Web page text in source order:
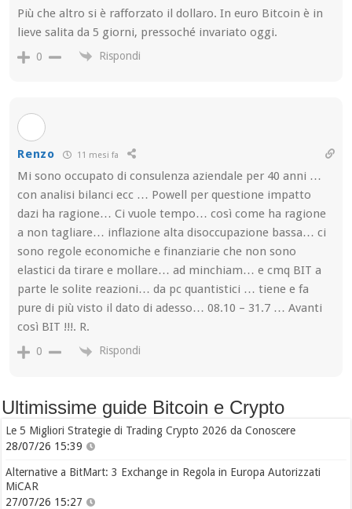
Più che altro si è rafforzato il dollaro. In euro Bitcoin è in
lieve salita da 5 giorni, pressoché invariato oggi.
0 Rispondi
Renzo 11 mesi fa
Mi sono occupato di consulenza aziendale per 40 anni …
con analisi bilanci ecc … Powell per questione impatto
dazi ha ragione… Ci vuole tempo… così come ha ragione
a non tagliare… inflazione alta disoccupazione bassa… ci
sono regole economiche e finanziarie che non sono
elastici da tirare e mollare… ad minchiam… e cmq BIT a
parte le solite reazioni… da pc quantistici … tiene e fa
pure di più visto il dato di adesso… 08.10 – 31.7 … Avanti
così BIT !!!. R.
0 Rispondi
Ultimissime guide Bitcoin e Crypto
Le 5 Migliori Strategie di Trading Crypto 2026 da Conoscere
28/07/26 15:39
Alternative a BitMart: 3 Exchange in Regola in Europa Autorizzati
MiCAR
27/07/26 15:27